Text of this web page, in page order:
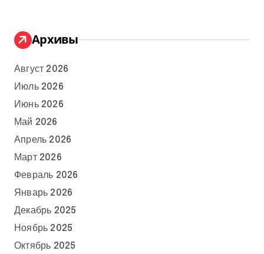
Архивы
Август 2026
Июль 2026
Июнь 2026
Май 2026
Апрель 2026
Март 2026
Февраль 2026
Январь 2026
Декабрь 2025
Ноябрь 2025
Октябрь 2025